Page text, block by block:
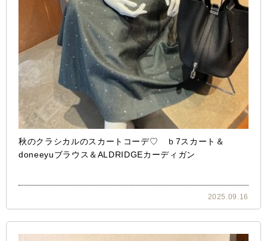
秋のクラシカルのスカートコーデ♡ ｂ7スカート＆
doneeyuブラウス＆ALDRIDGEカーディガン
2025.09.16